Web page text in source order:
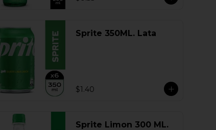
Sprite 350ML. Lata
$1.40
Sprite Limon 300 ML.